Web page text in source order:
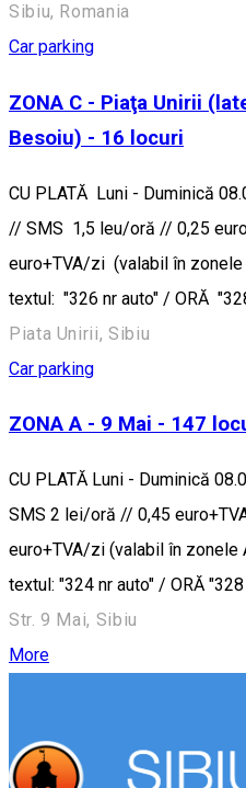
Sibiu, Romania
Car parking
ZONA C - Piaţa Unirii
Besoiu) - 16 locuri
CU PLATĂ Luni - Duminică
// SMS 1,5 leu/oră // 0,25
euro+TVA/zi (valabil în
textul: "326 nr auto" / ORĂ
Piata Unirii, Sibiu
Car parking
ZONA A - 9 Mai - 147
CU PLATĂ Luni - Duminică
SMS 2 lei/oră // 0,45
euro+TVA/zi (valabil în zonele
textul: "324 nr auto" / ORĂ
Str. 9 Mai, Sibiu
More